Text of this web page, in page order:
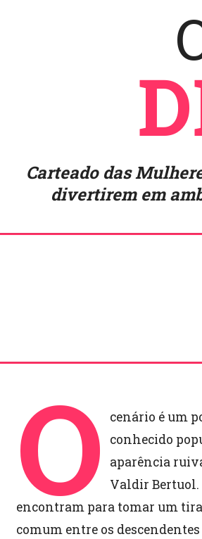
Carteado das
divertirem em
O
cenário é um
conhecido
aparência
Valdir Bertuol.
encontram para tomar um
comum entre os